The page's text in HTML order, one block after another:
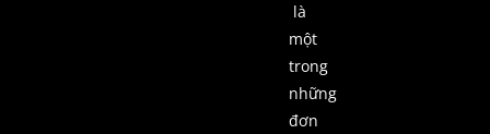
là
một
trong
những
đơn